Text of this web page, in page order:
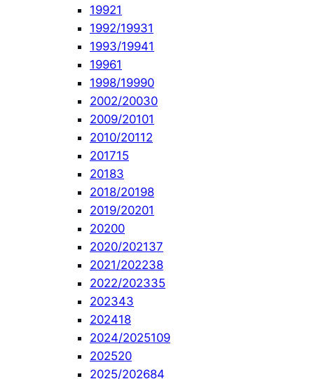
19921
1992/19931
1993/19941
19961
1998/19990
2002/20030
2009/20101
2010/20112
201715
20183
2018/20198
2019/20201
20200
2020/202137
2021/202238
2022/202335
202343
202418
2024/2025109
202520
2025/202684